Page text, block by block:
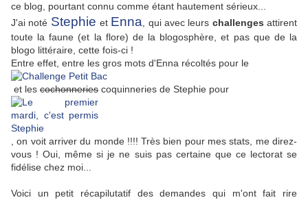
ce blog, pourtant connu comme étant hautement sérieux...
J'ai noté Stephieet Enna , qui avec leurs challenges attirent
toute la faune (et la flore) de la blogosphère, et pas que de la
blogo littéraire, cette fois-ci !
Entre effet, entre les gros mots d'Enna récoltés pour le
et les cochonneries coquinneries de Stephie pour
, on voit arriver du monde !!!! Très bien pour mes stats, me direz-
vous ! Oui, même si je ne suis pas certaine que ce lectorat se
fidélise chez moi...
Voici un petit récapilutatif des demandes qui m'ont fait rire